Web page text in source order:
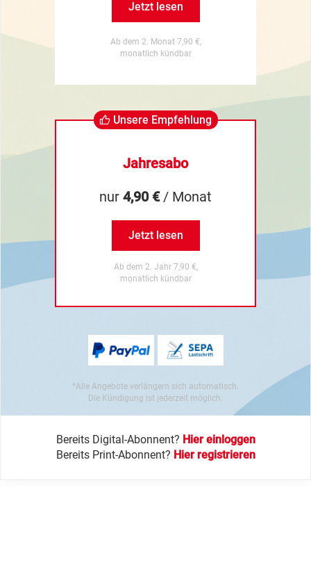
Jetzt lesen
Ab dem 2. Monat 7,90 €,
monatlich kündbar
Unsere Empfehlung
Jahresabo
nur 4,90 €/ Monat
Jetzt lesen
Ab dem 2. Jahr 7,90 €,
monatlich kündbar
*Alle Angebote verlängern sich automatisch.
Die Kündigung ist jederzeit möglich.
Bereits Digital-Abonnent? Hier einloggen
Bereits Print-Abonnent? Hier registrieren